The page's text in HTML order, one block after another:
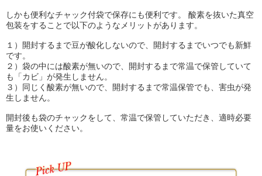
しかも便利なチャック付袋で保存にも便利です。 酸素を抜いた真空
包装をすることで以下のようなメリットがあります。
１）開封するまで豆が酸化しないので、開封するまでいつでも新鮮
です。
２）袋の中には酸素が無いので、開封するまで常温で保管していて
も「カビ」が発生しません。
３）同じく酸素が無いので、開封するまで常温保管でも、害虫が発
生しません。
開封後も袋のチャックをして、常温で保管していただき、適時必要
量をお使いください。